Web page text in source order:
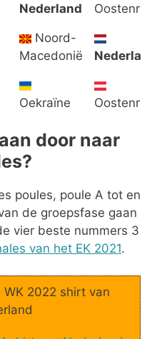
Nederland
Oostenrijk
Noord-
Macedonië
Nederland
Oekraïne
Oostenrijk
door naar
poules, poule A tot en
de groepsfase gaan
vier beste nummers 3
van het EK 2021.
2022 shirt van